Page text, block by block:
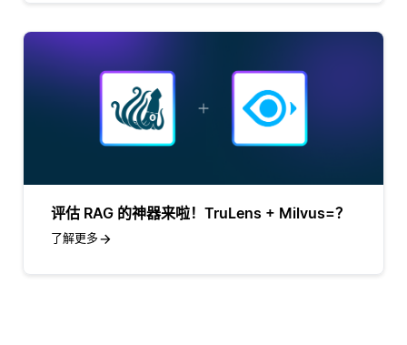
评估 RAG 的神器来啦！TruLens + Milvus=？
了解更多